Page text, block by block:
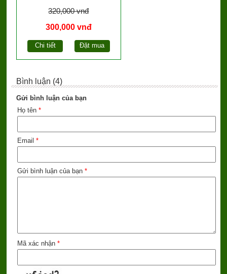
320,000 vnđ
300,000 vnđ
Chi tiết Đặt mua
Bình luận (4)
Gửi bình luận của bạn
Họ tên *
Email *
Gửi bình luận của bạn *
Mã xác nhận *